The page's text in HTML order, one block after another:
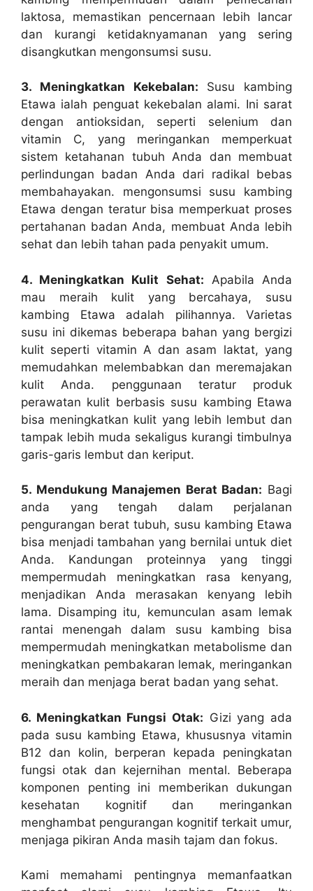
laktosa, memastikan pencernaan lebih lancar
dan kurangi ketidaknyamanan yang sering
disangkutkan mengonsumsi susu.
3. Meningkatkan Kekebalan: Susu kambing
Etawa ialah penguat kekebalan alami. Ini sarat
dengan antioksidan, seperti selenium dan
vitamin C, yang meringankan memperkuat
sistem ketahanan tubuh Anda dan membuat
perlindungan badan Anda dari radikal bebas
membahayakan. mengonsumsi susu kambing
Etawa dengan teratur bisa memperkuat proses
pertahanan badan Anda, membuat Anda lebih
sehat dan lebih tahan pada penyakit umum.
4. Meningkatkan Kulit Sehat: Apabila Anda
mau meraih kulit yang bercahaya, susu
kambing Etawa adalah pilihannya. Varietas
susu ini dikemas beberapa bahan yang bergizi
kulit seperti vitamin A dan asam laktat, yang
memudahkan melembabkan dan meremajakan
kulit Anda. penggunaan teratur produk
perawatan kulit berbasis susu kambing Etawa
bisa meningkatkan kulit yang lebih lembut dan
tampak lebih muda sekaligus kurangi timbulnya
garis-garis lembut dan keriput.
5. Mendukung Manajemen Berat Badan: Bagi
anda yang tengah dalam perjalanan
pengurangan berat tubuh, susu kambing Etawa
bisa menjadi tambahan yang bernilai untuk diet
Anda. Kandungan proteinnya yang tinggi
mempermudah meningkatkan rasa kenyang,
menjadikan Anda merasakan kenyang lebih
lama. Disamping itu, kemunculan asam lemak
rantai menengah dalam susu kambing bisa
mempermudah meningkatkan metabolisme dan
meningkatkan pembakaran lemak, meringankan
meraih dan menjaga berat badan yang sehat.
6. Meningkatkan Fungsi Otak: Gizi yang ada
pada susu kambing Etawa, khususnya vitamin
B12 dan kolin, berperan kepada peningkatan
fungsi otak dan kejernihan mental. Beberapa
komponen penting ini memberikan dukungan
kesehatan kognitif dan meringankan
menghambat pengurangan kognitif terkait umur,
menjaga pikiran Anda masih tajam dan fokus.
Kami memahami pentingnya memanfaatkan